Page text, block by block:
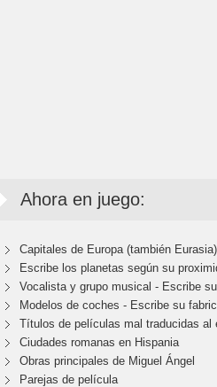
Ahora en juego:
Capitales de Europa (también Eurasia)
Escribe los planetas según su
Vocalista y grupo musical - Escribe
Modelos de coches - Escribe su
Títulos de películas mal traducidas al
Ciudades romanas en Hispania
Obras principales de Miguel Ángel
Parejas de película